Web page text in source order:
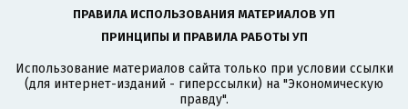
ПРАВИЛА ИСПОЛЬЗОВАНИЯ МАТЕРИАЛОВ УП
ПРИНЦИПЫ И ПРАВИЛА РАБОТЫ УП
Использование материалов сайта только при условии ссылки
(для интернет-изданий - гиперссылки) на "Экономическую
правду".